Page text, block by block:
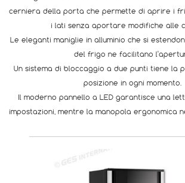
cerniera della porta che permette di aprire i
i lati senza aportare modifiche alle
Le eleganti maniglie in alluminio che si
del frigo ne facilitano
Un sistema di bloccaggio a due punti tiene la
posizione in ogni momento.
Il moderno pannello a LED garantisce una
impostazioni, mentre la manopola ergonomica